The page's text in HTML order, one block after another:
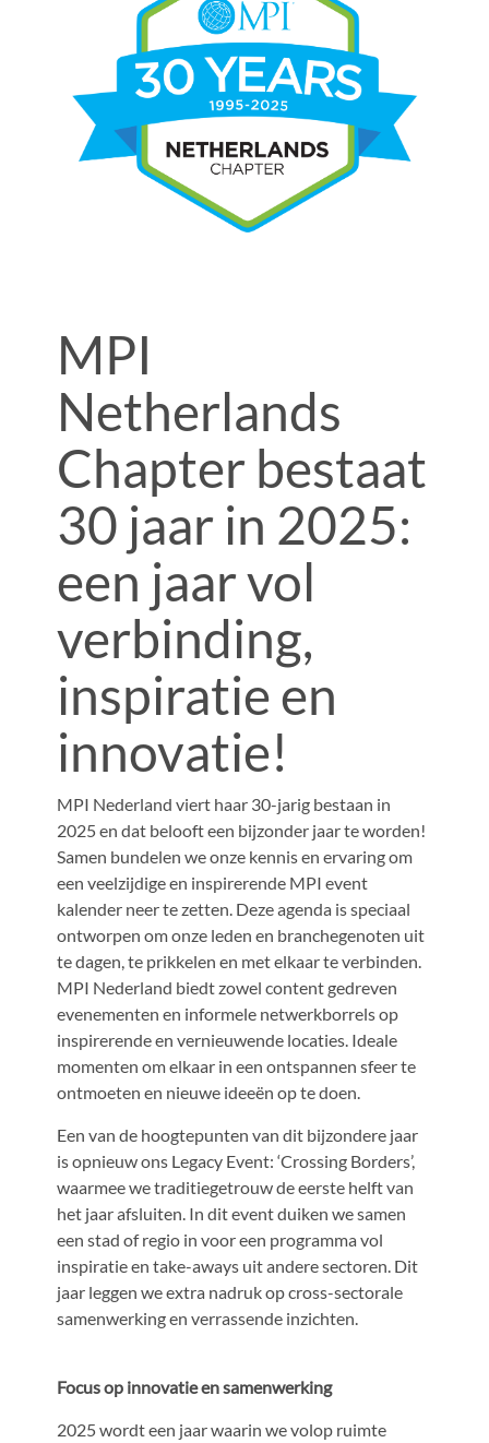
MPI
Netherlands
Chapter bestaat
30 jaar in 2025:
een jaar vol
verbinding,
inspiratie en
innovatie!
MPI Nederland viert haar 30-jarig bestaan in
2025 en dat belooft een bijzonder jaar te worden!
Samen bundelen we onze kennis en ervaring om
een veelzijdige en inspirerende MPI event
kalender neer te zetten. Deze agenda is speciaal
ontworpen om onze leden en branchegenoten uit
te dagen, te prikkelen en met elkaar te verbinden.
MPI Nederland biedt zowel content gedreven
evenementen en informele netwerkborrels op
inspirerende en vernieuwende locaties. Ideale
momenten om elkaar in een ontspannen sfeer te
ontmoeten en nieuwe ideeën op te doen.
Een van de hoogtepunten van dit bijzondere jaar
is opnieuw ons Legacy Event: ‘Crossing Borders’,
waarmee we traditiegetrouw de eerste helft van
het jaar afsluiten. In dit event duiken we samen
een stad of regio in voor een programma vol
inspiratie en take-aways uit andere sectoren. Dit
jaar leggen we extra nadruk op cross-sectorale
samenwerking en verrassende inzichten.
Focus op innovatie en samenwerking
2025 wordt een jaar waarin we volop ruimte